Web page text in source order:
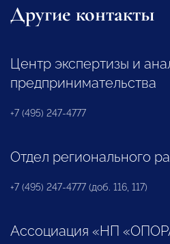
Другие контакты
Центр экспертизы и
предпринимательства
+7 (495) 247-4777
Отдел регионального
+7 (495) 247-4777 (доб. 116, 117)
Ассоциация «НП